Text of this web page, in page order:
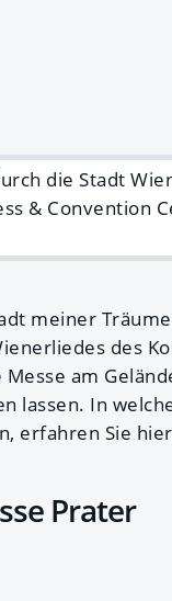
die Stadt
& Convention
meiner
des
am
lassen. In
erfahren Sie
Prater